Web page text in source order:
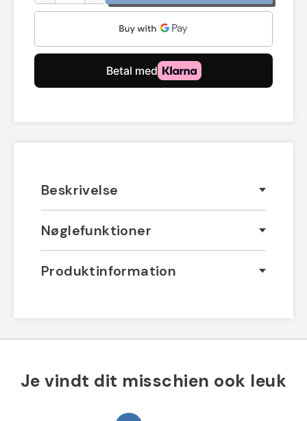
Beskrivelse
Nøglefunktioner
Produktinformation
Je vindt dit misschien ook leuk